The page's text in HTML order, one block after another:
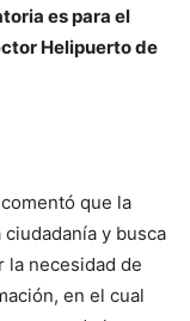
es para el
Helipuerto de
que la
y busca
la necesidad de
en el cual